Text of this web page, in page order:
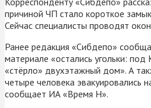
причиной ЧП стало короткое
Сейчас специалисты проводят
Ранее редакция «Сибдепо»
материале «остались угольки:
«стёрло» двухэтажный дом». А
четыре человека эвакуировались
сообщает ИА «Время Н».